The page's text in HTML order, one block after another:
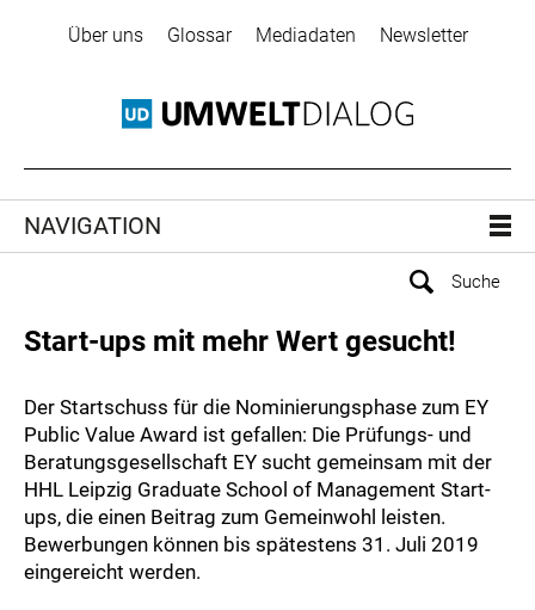
Über uns Glossar Mediadaten Newsletter
NAVIGATION
Start-ups mit mehr Wert gesucht!
Der Startschuss für die Nominierungsphase zum EY
Public Value Award ist gefallen: Die Prüfungs- und
Beratungsgesellschaft EY sucht gemeinsam mit der
HHL Leipzig Graduate School of Management Start-
ups, die einen Beitrag zum Gemeinwohl leisten.
Bewerbungen können bis spätestens 31. Juli 2019
eingereicht werden.